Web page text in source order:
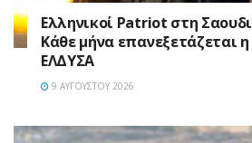
Ελληνικοί Patriot στη
Κάθε μήνα επανεξετάζεται
ΕΛΔΥΣΑ
9 ΑΥΓΟΎΣΤΟΥ 2026